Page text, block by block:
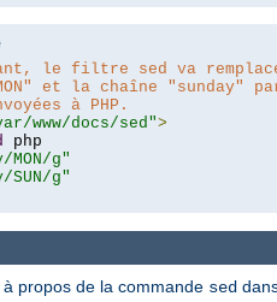
le filtre sed va
et la chaîne "sunday"
à PHP.
www/docs/sed">
php
MON/g"
SUN/g"
propos de la commande sed